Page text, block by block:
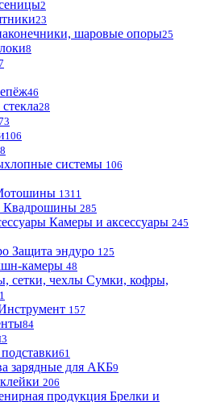
2
23
шаровые опоры25
8
46
28
106
системы 106
1311
Квадрошины 285
Камеры и аксессуары 245
Защита эндуро 125
камеры 48
Сумки, кофры,
157
84
3
61
зарядные для АКБ9
206
Брелки и